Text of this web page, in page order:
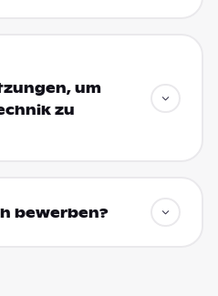
um
zu
bewerben?